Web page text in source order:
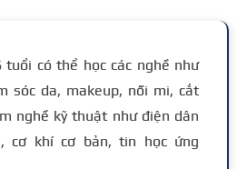
tuổi có thể học các nghề như
sóc da, makeup, nối mi, cắt
nghề kỹ thuật như điện dân
cơ khí cơ bản, tin học ứng